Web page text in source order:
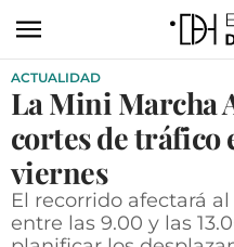
ACTUALIDAD
ECONOMÍA
TECNOLOGÍA
TURISMO
ACTUALIDAD
La Mini Marcha
cortes de tráfico
viernes
El recorrido afectará
entre las 9.00 y las